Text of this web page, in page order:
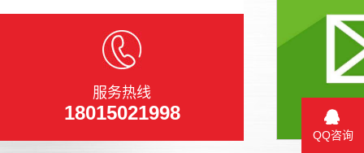
服务热线
18015021998
QQ咨询